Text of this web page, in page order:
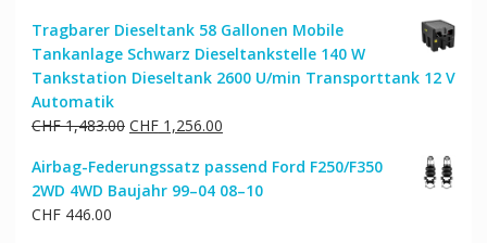
Tragbarer Dieseltank 58 Gallonen Mobile
Tankanlage Schwarz Dieseltankstelle 140 W
Tankstation Dieseltank 2600 U/min Transporttank 12 V
Automatik
CHF1,483.00 Ursprünglicher
war:
CHF 1,483.00
CHF1,256.00Aktueller
ist:
CHF 1,256.00.
Airbag-Federungssatz passend Ford F250/F350
2WD 4WD Baujahr 99–04 08–10
CHF446.00